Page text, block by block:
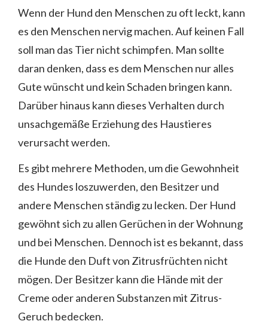
Wenn der Hund den Menschen zu oft leckt, kann
es den Menschen nervig machen. Auf keinen Fall
soll man das Tier nicht schimpfen. Man sollte
daran denken, dass es dem Menschen nur alles
Gute wünscht und kein Schaden bringen kann.
Darüber hinaus kann dieses Verhalten durch
unsachgemäße Erziehung des Haustieres
verursacht werden.
Es gibt mehrere Methoden, um die Gewohnheit
des Hundes loszuwerden, den Besitzer und
andere Menschen ständig zu lecken. Der Hund
gewöhnt sich zu allen Gerüchen in der Wohnung
und bei Menschen. Dennoch ist es bekannt, dass
die Hunde den Duft von Zitrusfrüchten nicht
mögen. Der Besitzer kann die Hände mit der
Creme oder anderen Substanzen mit Zitrus-
Geruch bedecken.